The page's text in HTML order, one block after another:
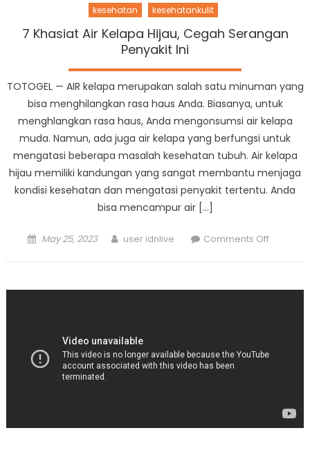
kesehatan kesehatankulit
7 Khasiat Air Kelapa Hijau, Cegah Serangan
Penyakit Ini
TOTOGEL — AIR kelapa merupakan salah satu minuman yang
bisa menghilangkan rasa haus Anda. Biasanya, untuk
menghlangkan rasa haus, Anda mengonsumsi air kelapa
muda. Namun, ada juga air kelapa yang berfungsi untuk
mengatasi beberapa masalah kesehatan tubuh. Air kelapa
hijau memiliki kandungan yang sangat membantu menjaga
kondisi kesehatan dan mengatasi penyakit tertentu. Anda
bisa mencampur air […]
Posted
May 25, 2023 Author
user idnlive Comments Offon